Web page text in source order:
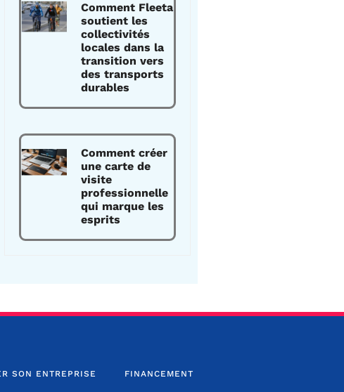
Comment Fleeta
soutient les
collectivités
locales dans la
transition vers
des transports
durables
Comment créer
une carte de
visite
professionnelle
qui marque les
esprits
SON ENTREPRISE FINANCEMENT